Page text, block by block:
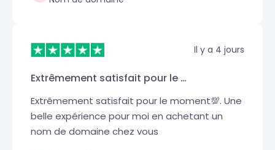
Il y a 4 jours
Extrêmement satisfait pour le …
Extrêmement satisfait pour le moment💯. Une
belle expérience pour moi en achetant un
nom de domaine chez vous